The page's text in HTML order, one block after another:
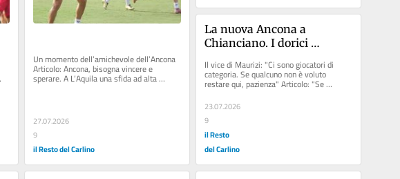
Un momento dell’amichevole dell’Ancona
Articolo: Ancona, bisogna vincere e
sperare. A L’Aquila una sfida ad alta
tensione Articolo: Ancona,...
27.07.2026
9
il Resto del Carlino
La nuova Ancona a
Chianciano. I dorici
Pesaresi: "Una squadra per
vincere. Chi è andato via va
Il vice di Maurizi: "Ci sono giocatori di
categoria. Se qualcuno non è voluto
restare qui, pazienza" Articolo: "Se
qualcuno vuole...
23.07.2026
9
il Resto
del Carlino